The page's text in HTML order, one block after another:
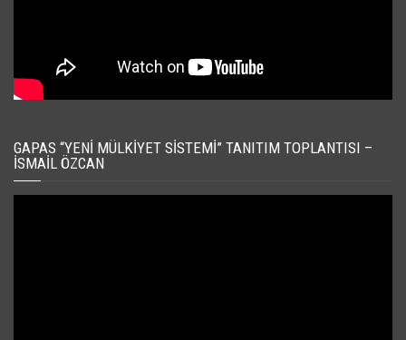
GAPAS “YENI MÜLKIYET SISTEMI” TANITIM TOPLANTISI –
İSMAIL ÖZCAN